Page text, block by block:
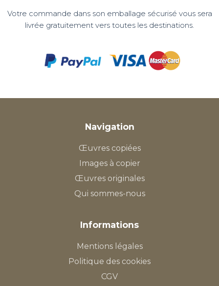
Votre commande dans son emballage sécurisé vous sera
livrée gratuitement vers toutes les destinations.
Navigation
Œuvres copiées
Images à copier
Œuvres originales
Qui sommes-nous
Informations
Mentions légales
Politique des cookies
CGV